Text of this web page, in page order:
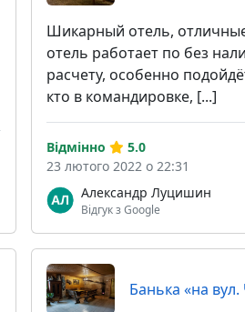
Шикарный отель,
отель работает по без
расчету, особенно
кто в командировке, [...]
Александр Луцишин
Відгук з Google
Відмінно
5.0
23 лютого 2022 о 22:31
Банька «на